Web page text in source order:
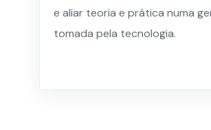
e aliar teoria e prática numa
tomada pela tecnologia.